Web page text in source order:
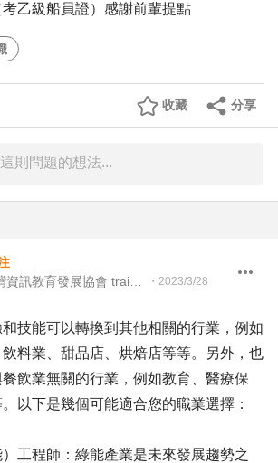
乙級船員證）感謝前輩提點
分享
收藏
・ 2023/3/28
技能可以轉換到其他相關的行業，例如
料業、甜品店、烘焙店等等。另外，也
飲業無關的行業，例如教育、醫療保
以下是幾個可能適合您的職業選擇：
工程師：綠能產業是未來發展趨勢之